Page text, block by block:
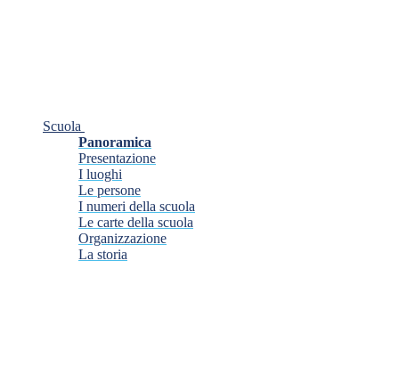
Scuola
Panoramica
Presentazione
I luoghi
Le persone
I numeri della scuola
Le carte della scuola
Organizzazione
La storia